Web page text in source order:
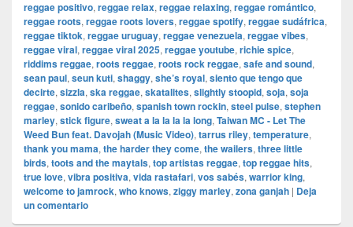
reggae positivo, reggae relax, reggae relaxing, reggae romántico,
reggae roots, reggae roots lovers, reggae spotify, reggae sudáfrica,
reggae tiktok, reggae uruguay, reggae venezuela, reggae vibes,
reggae viral, reggae viral 2025, reggae youtube, richie spice,
riddims reggae, roots reggae, roots rock reggae, safe and sound,
sean paul, seun kuti, shaggy, she’s royal, siento que tengo que
decirte, sizzla, ska reggae, skatalites, slightly stoopid, soja, soja
reggae, sonido caribeño, spanish town rockin, steel pulse, stephen
marley, stick figure, sweat a la la la la long, Taiwan MC - Let The
Weed Bun feat. Davojah (Music Video), tarrus riley, temperature,
thank you mama, the harder they come, the wailers, three little
birds, toots and the maytals, top artistas reggae, top reggae hits,
true love, vibra positiva, vida rastafari, vos sabés, warrior king,
welcome to jamrock, who knows, ziggy marley, zona ganjah | Deja
un comentario